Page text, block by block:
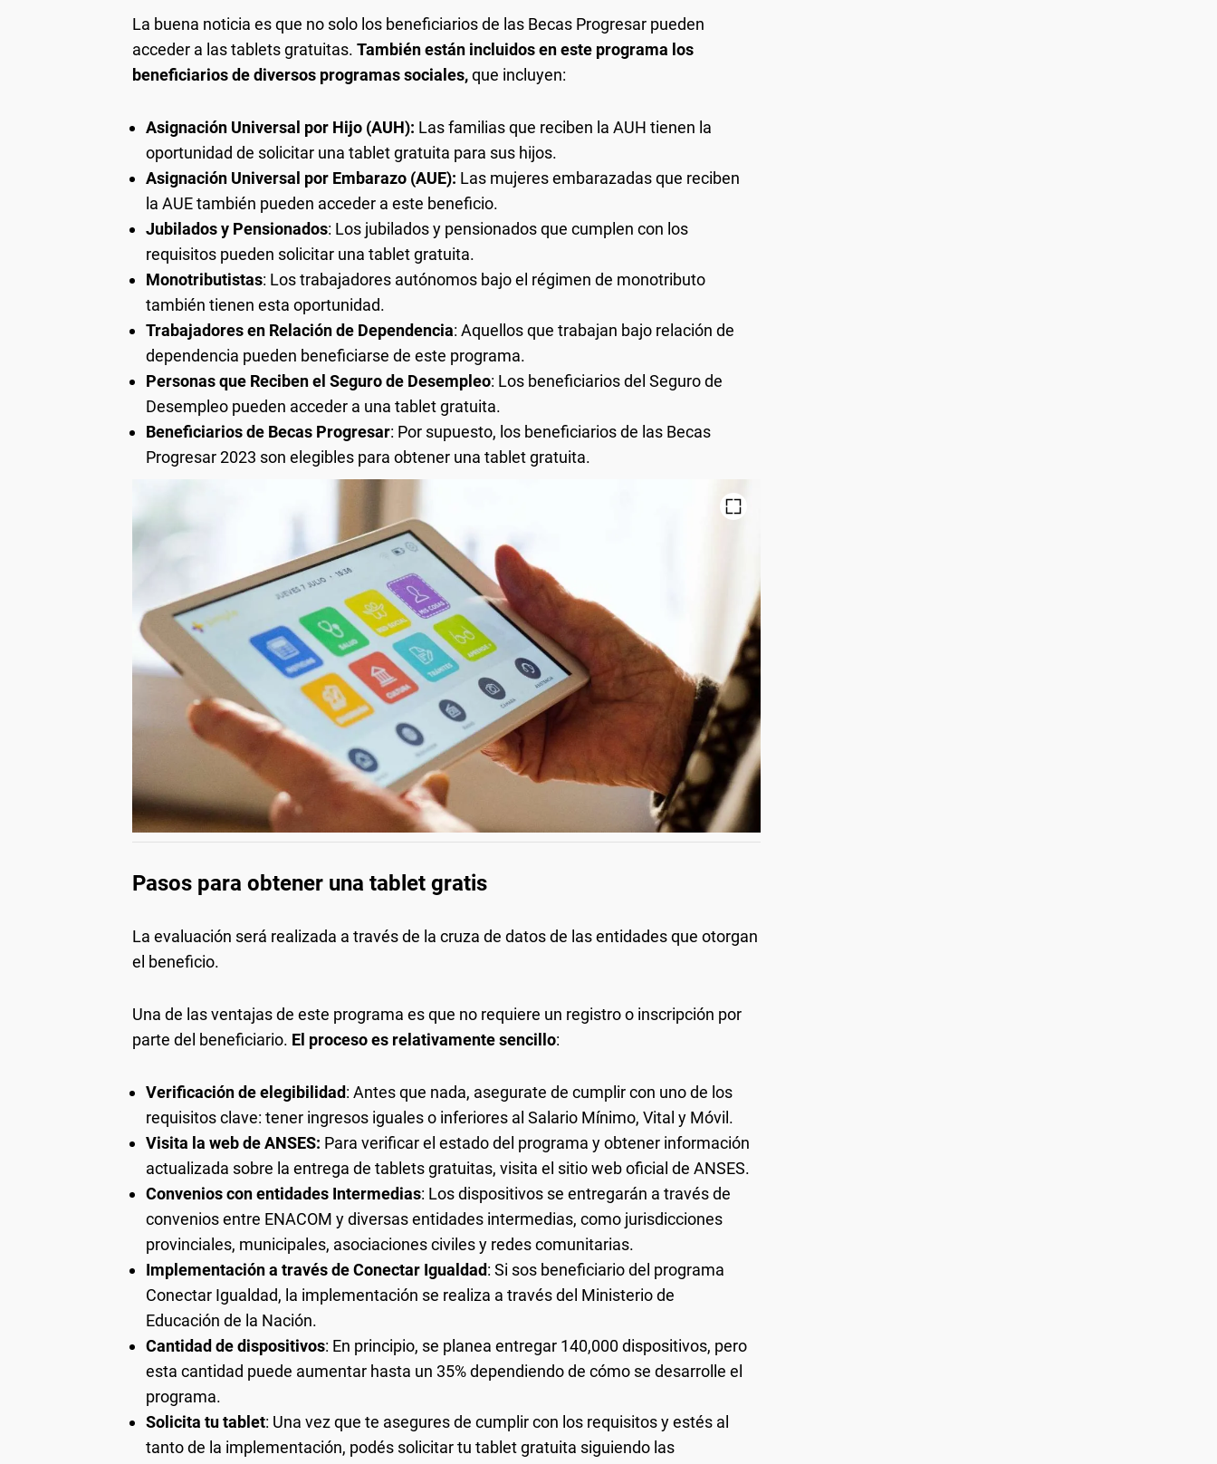
La buena noticia es que no solo los beneficiarios de las Becas Progresar pueden
acceder a las tablets gratuitas. También están incluidos en este programa los
beneficiarios de diversos programas sociales,que incluyen:
Asignación Universal por Hijo (AUH): Las familias que reciben la AUH tienen la
oportunidad de solicitar una tablet gratuita para sus hijos.
Asignación Universal por Embarazo (AUE): Las mujeres embarazadas que reciben
la AUE también pueden acceder a este beneficio.
Jubilados y Pensionados: Los jubilados y pensionados que cumplen con los
requisitos pueden solicitar una tablet gratuita.
Monotributistas: Los trabajadores autónomos bajo el régimen de monotributo
también tienen esta oportunidad.
Trabajadores en Relación de Dependencia: Aquellos que trabajan bajo relación de
dependencia pueden beneficiarse de este programa.
Personas que Reciben el Seguro de Desempleo: Los beneficiarios del Seguro de
Desempleo pueden acceder a una tablet gratuita.
Beneficiarios de Becas Progresar: Por supuesto, los beneficiarios de las Becas
Progresar 2023 son elegibles para obtener una tablet gratuita.
Pasos para obtener una tablet gratis
La evaluación será realizada a través de la cruza de datos de las entidades que otorgan
el beneficio.
Una de las ventajas de este programa es que no requiere un registro o inscripción por
parte del beneficiario. El proceso es relativamente sencillo:
Verificación de elegibilidad: Antes que nada, asegurate de cumplir con uno de los
requisitos clave: tener ingresos iguales o inferiores al Salario Mínimo, Vital y Móvil.
Visita la web de ANSES: Para verificar el estado del programa y obtener información
actualizada sobre la entrega de tablets gratuitas, visita el sitio web oficial de ANSES.
Convenios con entidades Intermedias: Los dispositivos se entregarán a través de
convenios entre ENACOM y diversas entidades intermedias, como jurisdicciones
provinciales, municipales, asociaciones civiles y redes comunitarias.
Implementación a través de Conectar Igualdad: Si sos beneficiario del programa
Conectar Igualdad, la implementación se realiza a través del Ministerio de
Educación de la Nación.
Cantidad de dispositivos: En principio, se planea entregar 140,000 dispositivos, pero
esta cantidad puede aumentar hasta un 35% dependiendo de cómo se desarrolle el
programa.
Solicita tu tablet: Una vez que te asegures de cumplir con los requisitos y estés al
tanto de la implementación, podés solicitar tu tablet gratuita siguiendo las